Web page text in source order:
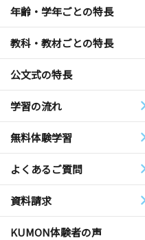
年齢・学年ごとの特長
教科・教材ごとの特長
公文式の特長
学習の流れ
無料体験学習
よくあるご質問
資料請求
KUMON体験者の声